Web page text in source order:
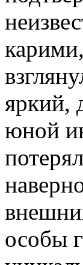
яркий,
юной
особы